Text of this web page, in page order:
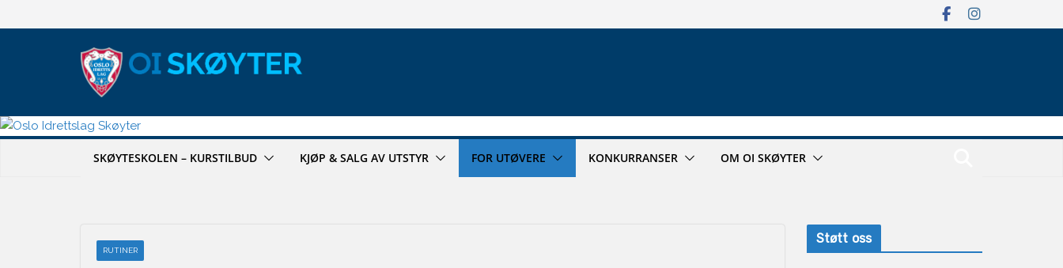
til
SKØYTESKOLEN – KURSTILBUD KJØP & SALG AV UTSTYR FOR UTØVERE KONKURRANSER OM OI SKØYTER
RUTINER
Støtt oss